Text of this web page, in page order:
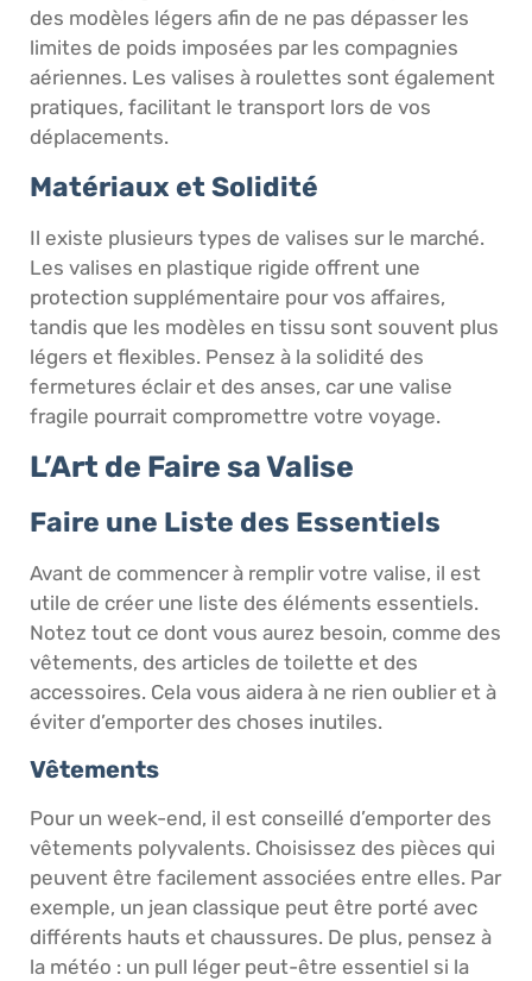
des modèles légers afin de ne pas dépasser les
limites de poids imposées par les compagnies
aériennes. Les valises à roulettes sont également
pratiques, facilitant le transport lors de vos
déplacements.
Matériaux et Solidité
Il existe plusieurs types de valises sur le marché.
Les valises en plastique rigide offrent une
protection supplémentaire pour vos affaires,
tandis que les modèles en tissu sont souvent plus
légers et flexibles. Pensez à la solidité des
fermetures éclair et des anses, car une valise
fragile pourrait compromettre votre voyage.
L’Art de Faire sa Valise
Faire une Liste des Essentiels
Avant de commencer à remplir votre valise, il est
utile de créer une liste des éléments essentiels.
Notez tout ce dont vous aurez besoin, comme des
vêtements, des articles de toilette et des
accessoires. Cela vous aidera à ne rien oublier et à
éviter d’emporter des choses inutiles.
Vêtements
Pour un week-end, il est conseillé d’emporter des
vêtements polyvalents. Choisissez des pièces qui
peuvent être facilement associées entre elles. Par
exemple, un jean classique peut être porté avec
différents hauts et chaussures. De plus, pensez à
la météo : un pull léger peut-être essentiel si la